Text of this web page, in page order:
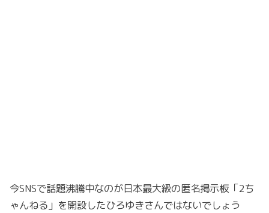
今SNSで話題沸騰中なのが日本最大級の匿名掲示板「2ち
ゃんねる」を開設したひろゆきさんではないでしょう